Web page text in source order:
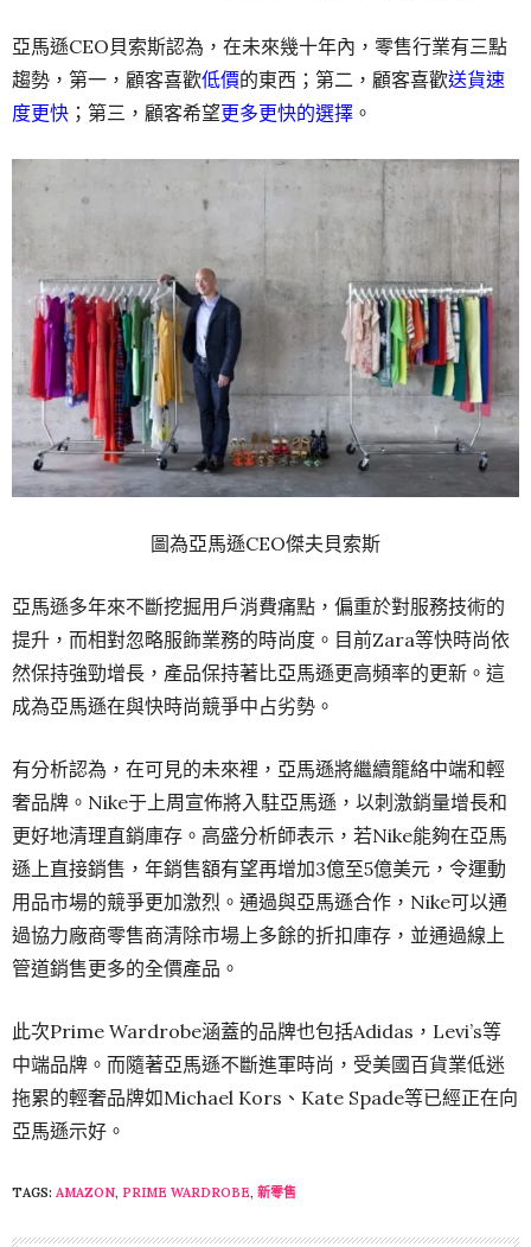
亞馬遜CEO貝索斯認為，在未來幾十年內，零售行業有三點
趨勢，第一，顧客喜歡低價的東西；第二，顧客喜歡送貨速
度更快 ；第三，顧客希望更多更快的選擇 。
圖為亞馬遜CEO傑夫貝索斯
亞馬遜多年來不斷挖掘用戶消費痛點，偏重於對服務技術的
提升，而相對忽略服飾業務的時尚度。目前Zara等快時尚依
然保持強勁增長，產品保持著比亞馬遜更高頻率的更新。這
成為亞馬遜在與快時尚競爭中占劣勢。
有分析認為，在可見的未來裡，亞馬遜將繼續籠絡中端和輕
奢品牌。Nike于上周宣佈將入駐亞馬遜，以刺激銷量增長和
更好地清理直銷庫存。高盛分析師表示，若Nike能夠在亞馬
遜上直接銷售，年銷售額有望再增加3億至5億美元，令運動
用品市場的競爭更加激烈。通過與亞馬遜合作，Nike可以通
過協力廠商零售商清除市場上多餘的折扣庫存，並通過線上
管道銷售更多的全價產品。
此次Prime Wardrobe涵蓋的品牌也包括Adidas，Levi’s等
中端品牌。而隨著亞馬遜不斷進軍時尚，受美國百貨業低迷
拖累的輕奢品牌如Michael Kors、Kate Spade等已經正在向
亞馬遜示好。
TAGS: AMAZON, PRIME WARDROBE, 新零售